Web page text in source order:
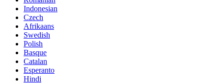
Indonesian
Czech
Afrikaans
Swedish
Polish
Basque
Catalan
Esperanto
Hindi